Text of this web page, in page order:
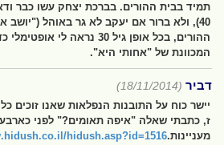
תמיד בבית ההורים. בברכת יצחק עשו כבר ודאי
40), ולא ברור אם יעקב לא גר באוהל ("יושב
ההורים, בכל אופן גיל 30 נראה לי
המכוונת של "אחותי היא".
דביר (18/11/2014)
יישר כוח על התובנות הנפלאות שאנו זוכים כל
ז, כתבתי שאלה "איפה תאומים?" לפני כארבע
מעניינות.http://hidush.asp?id=1516